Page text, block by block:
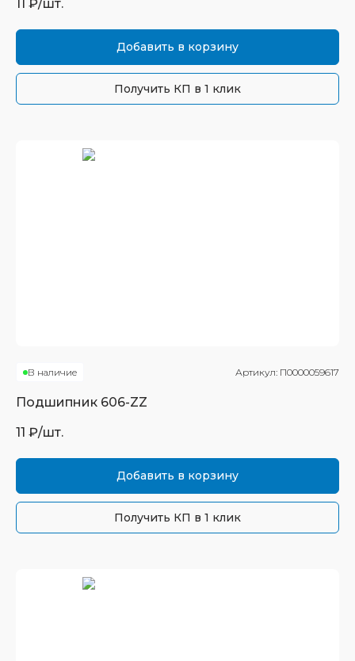
11 ₽/шт.
Добавить в корзину
Получить КП в 1 клик
В наличие Артикул: П0000059617
Подшипник 606-ZZ
11 ₽/шт.
Добавить в корзину
Получить КП в 1 клик